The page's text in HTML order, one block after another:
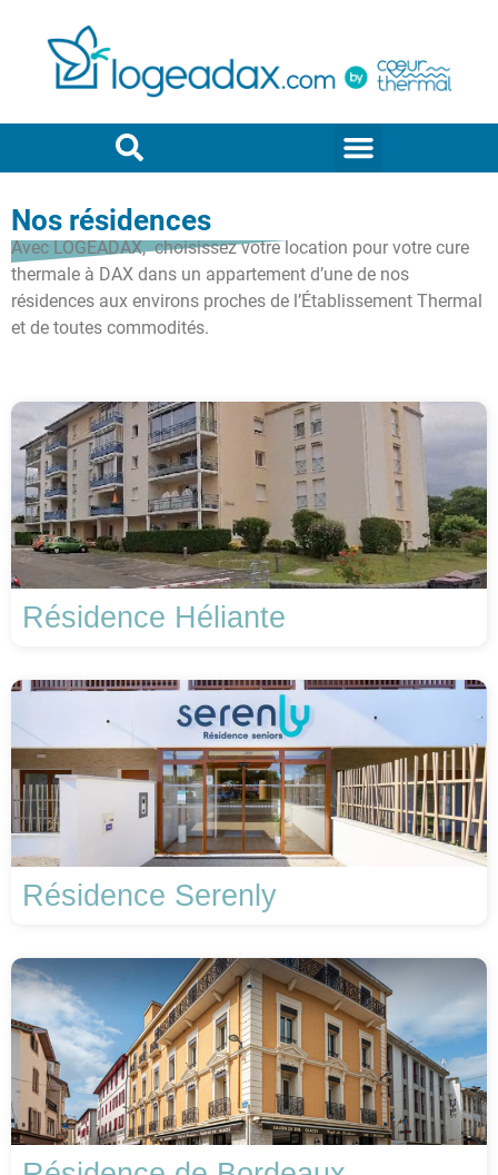
Nos résidences
Avec LOGEADAX, choisissez votre location pour votre cure
thermale à DAX dans un appartement d’une de nos
résidences aux environs proches de l’Établissement Thermal
et de toutes commodités.
Résidence Héliante
Résidence Serenly